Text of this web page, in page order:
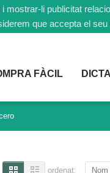
li publicitat
que accepta el
FÀCIL
ordenat: Nom